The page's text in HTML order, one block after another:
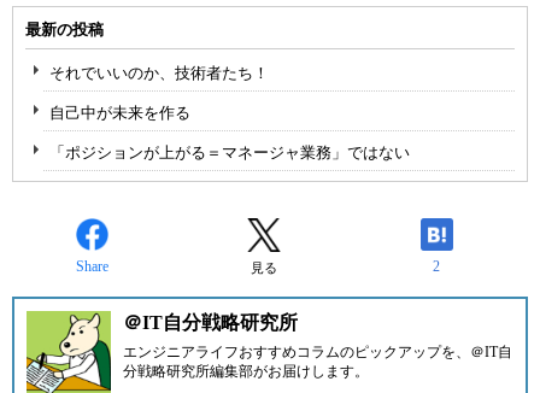
最新の投稿
それでいいのか、技術者たち！
自己中が未来を作る
「ポジションが上がる＝マネージャ業務」ではない
Share 見る 2
＠IT自分戦略研究所
エンジニアライフおすすめコラムのピックアップを、 ＠IT自
分戦略研究所編集部がお届けします。